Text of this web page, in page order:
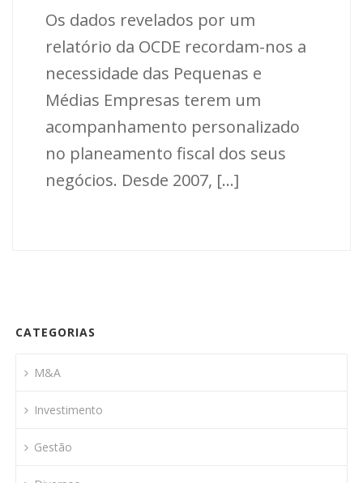
Os dados revelados por um
relatório da OCDE recordam-nos a
necessidade das Pequenas e
Médias Empresas terem um
acompanhamento personalizado
no planeamento fiscal dos seus
negócios. Desde 2007, [...]
CATEGORIAS
M&A
Investimento
Gestão